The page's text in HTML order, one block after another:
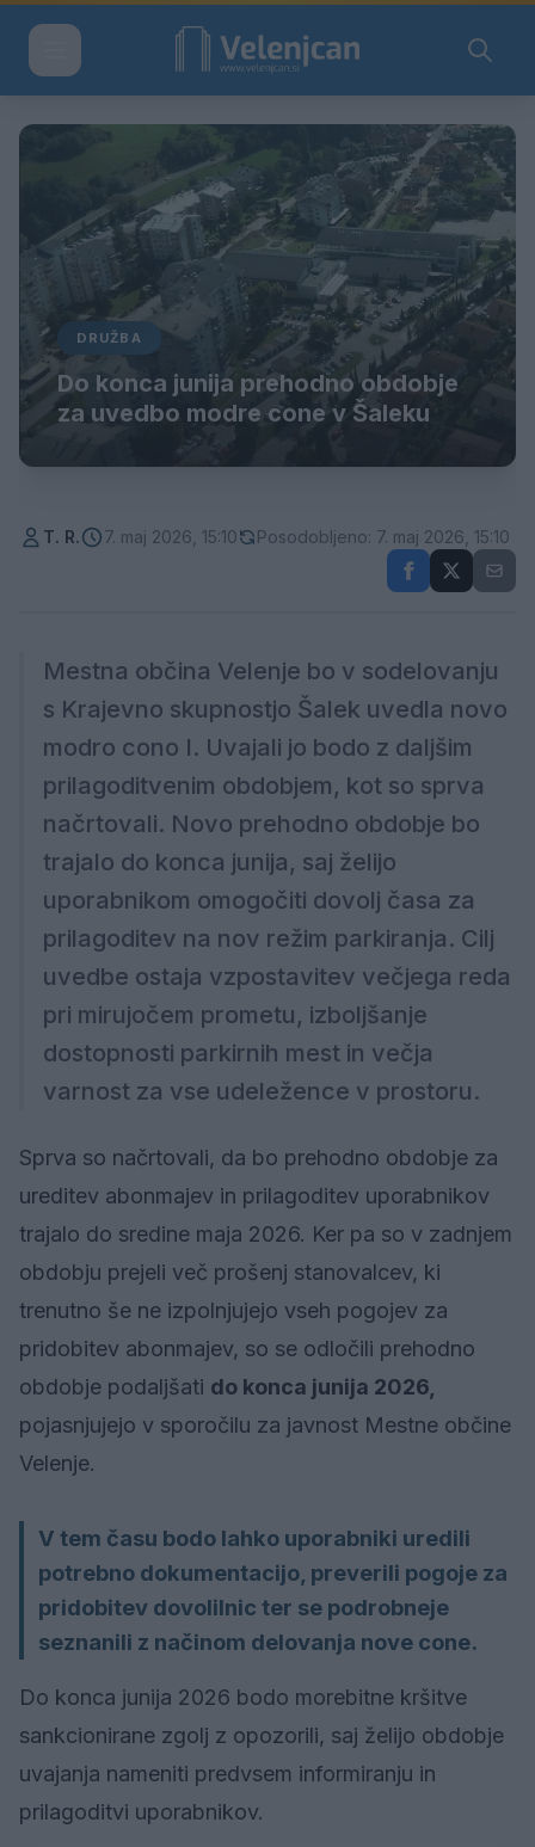
DRUŽBA
Do konca junija prehodno obdobje
za uvedbo modre cone v Šaleku
T. R. 7. maj 2026, 15:10 Posodobljeno: 7. maj 2026, 15:10
Mestna občina Velenje bo v sodelovanju
s Krajevno skupnostjo Šalek uvedla novo
modro cono I. Uvajali jo bodo z daljšim
prilagoditvenim obdobjem, kot so sprva
načrtovali. Novo prehodno obdobje bo
trajalo do konca junija, saj želijo
uporabnikom omogočiti dovolj časa za
prilagoditev na nov režim parkiranja. Cilj
uvedbe ostaja vzpostavitev večjega reda
pri mirujočem prometu, izboljšanje
dostopnosti parkirnih mest in večja
varnost za vse udeležence v prostoru.
Sprva so načrtovali, da bo prehodno obdobje za
ureditev abonmajev in prilagoditev uporabnikov
trajalo do sredine maja 2026. Ker pa so v zadnjem
obdobju prejeli več prošenj stanovalcev, ki
trenutno še ne izpolnjujejo vseh pogojev za
pridobitev abonmajev, so se odločili prehodno
obdobje podaljšati do konca junija 2026,
pojasnjujejo v sporočilu za javnost Mestne občine
Velenje.
V tem času bodo lahko uporabniki uredili
potrebno dokumentacijo, preverili pogoje za
pridobitev dovolilnic ter se podrobneje
seznanili z načinom delovanja nove cone.
Do konca junija 2026 bodo morebitne kršitve
sankcionirane zgolj z opozorili, saj želijo obdobje
uvajanja nameniti predvsem informiranju in
prilagoditvi uporabnikov.